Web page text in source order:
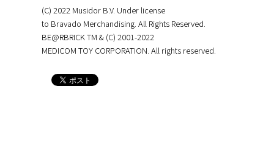
(C) 2022 Musidor B.V. Under license
to Bravado Merchandising. All Rights Reserved.
BE@RBRICK TM & (C) 2001-2022
MEDICOM TOY CORPORATION. All rights reserved.